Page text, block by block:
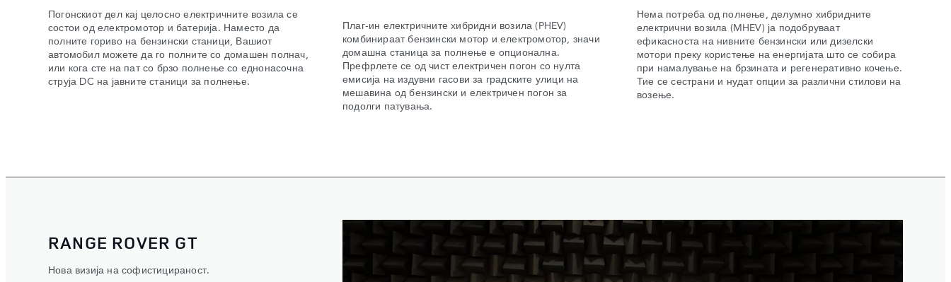
Погонскиот дел кај целосно електричните возила се
состои од електромотор и батерија. Наместо да
полните гориво на бензински станици, Вашиот
автомобил можете да го полните со домашен полнач,
или кога сте на пат со брзо полнење со еднонасочна
струја DC на јавните станици за полнење.
Плаг-ин електричните хибридни возила (PHEV)
комбинираат бензински мотор и електромотор, значи
домашна станица за полнење е опционална.
Префрлете се од чист електричен погон со нулта
емисија на издувни гасови за градските улици на
мешавина од бензински и електричен погон за
подолги патувања.
Нема потреба од полнење, делумно хибридните
електрични возила (MHEV) ја подобруваат
ефикасноста на нивните бензински или дизелски
мотори преку користење на енергијата што се собира
при намалување на брзината и регенеративно кочење.
Тие се сестрани и нудат опции за различни стилови на
возење.
RANGE ROVER ELECTRIC
Range Rover Electric е почеток на нова ера.